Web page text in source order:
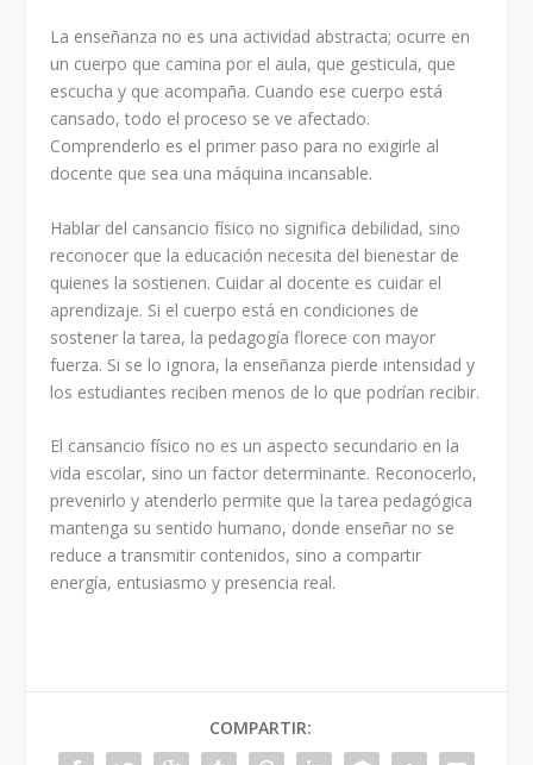
La enseñanza no es una actividad abstracta; ocurre en
un cuerpo que camina por el aula, que gesticula, que
escucha y que acompaña. Cuando ese cuerpo está
cansado, todo el proceso se ve afectado.
Comprenderlo es el primer paso para no exigirle al
docente que sea una máquina incansable.
Hablar del cansancio físico no significa debilidad, sino
reconocer que la educación necesita del bienestar de
quienes la sostienen. Cuidar al docente es cuidar el
aprendizaje. Si el cuerpo está en condiciones de
sostener la tarea, la pedagogía florece con mayor
fuerza. Si se lo ignora, la enseñanza pierde intensidad y
los estudiantes reciben menos de lo que podrían recibir.
El cansancio físico no es un aspecto secundario en la
vida escolar, sino un factor determinante. Reconocerlo,
prevenirlo y atenderlo permite que la tarea pedagógica
mantenga su sentido humano, donde enseñar no se
reduce a transmitir contenidos, sino a compartir
energía, entusiasmo y presencia real.
COMPARTIR: